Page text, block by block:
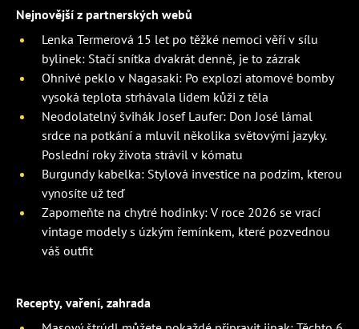
Nejnovější z partnerských webů
Lenka Termerová 15 let po těžké nemoci věří v sílu
bylinek: Stačí snítka dvakrát denně, je to zázrak
Ohnivé peklo v Nagasaki: Po explozi atomové bomby
vysoká teplota strhávala lidem kůži z těla
Neodolatelný švihák Josef Laufer: Don José lámal
srdce na potkání a mluvil několika světovými jazyky.
Poslední roky života strávil v kómatu
Burgundy kabelka: Stylová investice na podzim, kterou
vynosíte už teď
Zapomeňte na chytré hodinky: V roce 2026 se vrací
vintage modely s úzkým řemínkem, které pozvednou
váš outfit
Recepty, vaření, zahrada